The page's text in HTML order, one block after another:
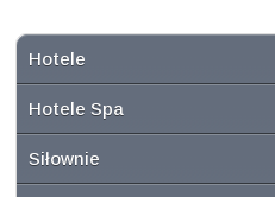
Hotele
Hotele Spa
Siłownie